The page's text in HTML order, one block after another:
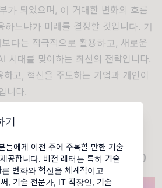
기
들에게 이전 주에 주목할 만한 기술
공합니다. 비전 레터는 특히 기술
변화와 혁신을 체계적이고
, 기술 전문가, IT 직장인, 기술
가 되었으며, 이 거대한 변화의 흐름
하느냐가 미래를 결정할 것입니다. 기
다는 적극적으로 활용하고, 새로운
시대를 맞이하는 최선의 전략입니다.
고, 혁신을 주도하는 기업과 개인이
니다.
럼)
로 만드는 조화로운 사회)